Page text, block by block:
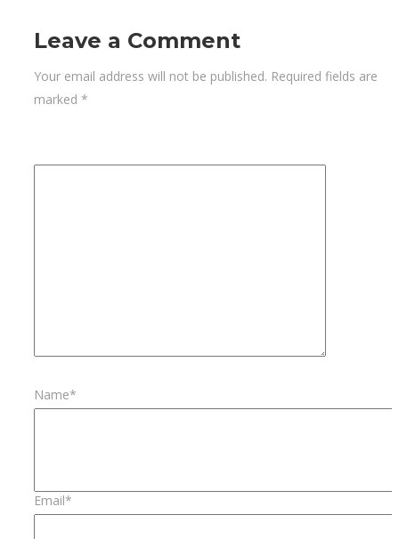
Leave a Comment
Your email address will not be published. Required fields are
marked *
Name*
Email*